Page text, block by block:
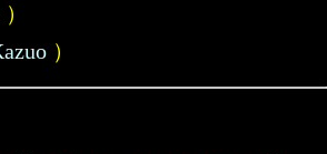
）
）